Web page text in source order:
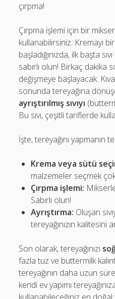
çırpma!
Çırpma işlemi için bir mikser
kullanabilirsiniz. Kremayı
başladığınızda, ilk başta
sabırlı olun! Birkaç dakika
değişmeye başlayacak.
sonunda tereyağına
ayrıştırılmış sıvıyı
Bu sıvı, çeşitli tariflerde
İşte, tereyağını yapmanın
Krema veya sütü
malzemeler seçmek
Çırpma işlemi:
Sabırlı olun!
Ayrıştırma: Oluşan
tereyağınızın kalitesini
Son olarak, tereyağınızı
fazla tuz ve buttermilk
tereyağının daha uzun
kendi ev yapımı